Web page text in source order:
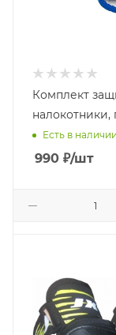
Комплект
налокотники,
Есть в наличии
990 ₽/шт